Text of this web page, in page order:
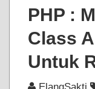
PHP :
Class
Untuk